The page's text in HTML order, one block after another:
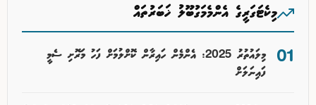
މިކެޓަގަރީގެ އެންމެމަގުބޫލު ޚަބަރުތައް
މިލައުތުރު 2025: އެންމެން ހައިރާން ކޮށްލުމަށް ފަހު މަރޮށި ސެމީ
ފައިނަލަށް